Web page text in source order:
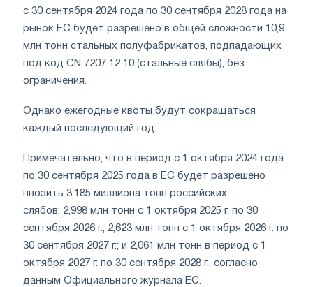
с 30 сентября 2024 года по 30 сентября 2028 года на
рынок ЕС будет разрешено в общей сложности 10,9
млн тонн стальных полуфабрикатов, подпадающих
под код CN 7207 12 10 (стальные слябы), без
ограничения.
Однако ежегодные квоты будут сокращаться
каждый последующий год.
Примечательно, что в период с 1 октября 2024 года
по 30 сентября 2025 года в ЕС будет разрешено
ввозить 3,185 миллиона тонн российских
слябов; 2,998 млн тонн с 1 октября 2025 г. по 30
сентября 2026 г.; 2,623 млн тонн с 1 октября 2026 г. по
30 сентября 2027 г.; и 2,061 млн тонн в период с 1
октября 2027 г. по 30 сентября 2028 г., согласно
данным Официального журнала ЕС.